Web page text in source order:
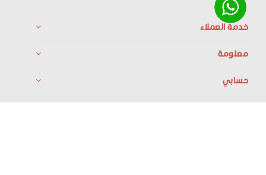
خدمة العملاء
معلومة
حسابي